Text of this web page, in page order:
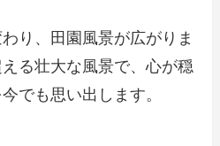
り、田園風景が広がりま
る壮大な風景で、心が穏
でも思い出します。